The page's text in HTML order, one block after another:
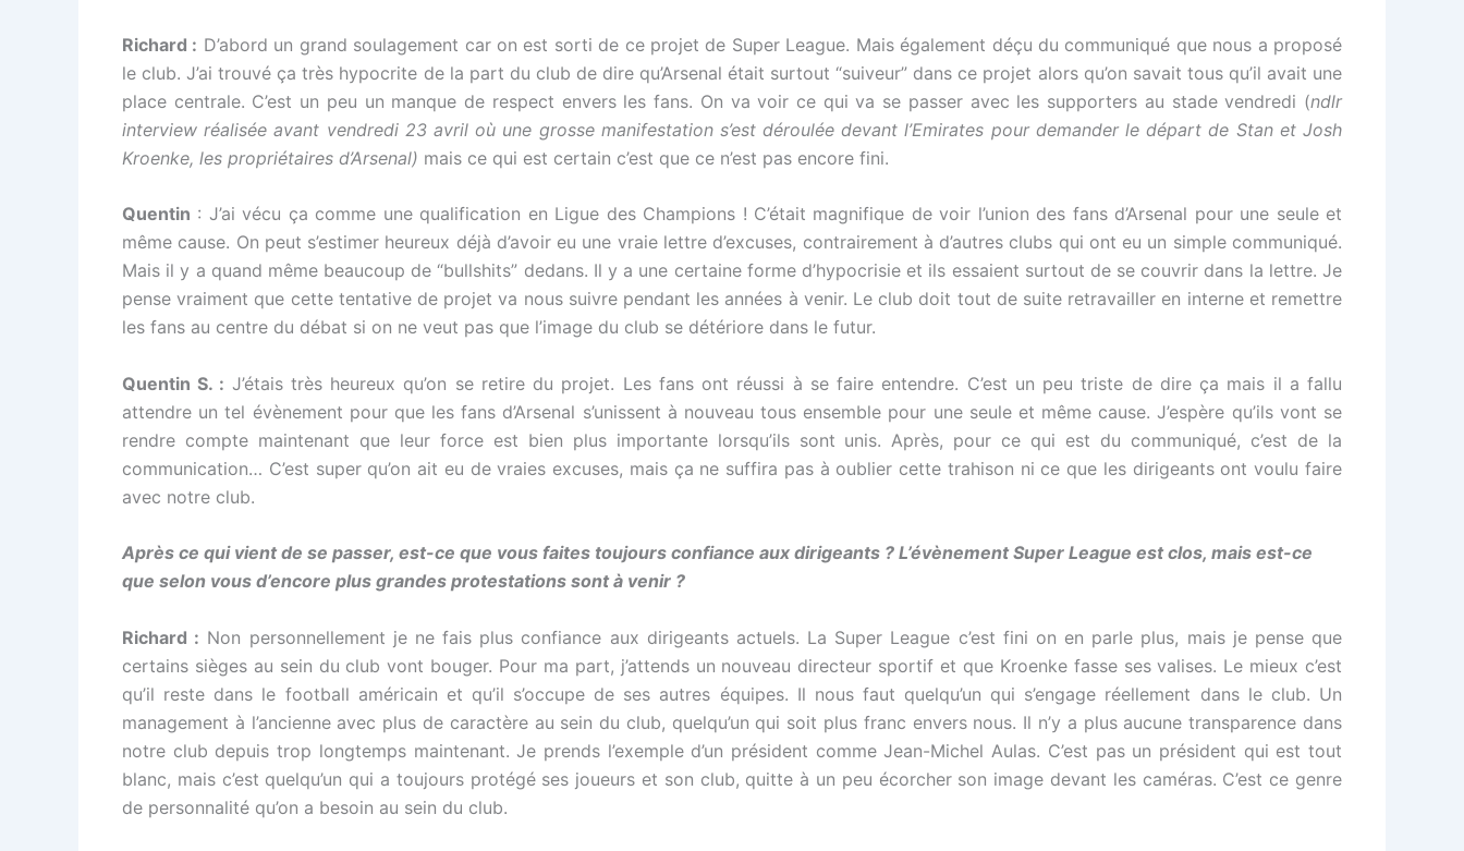
Richard : D’abord un grand soulagement car on est sorti de ce projet de Super League. Mais également déçu du communiqué que nous a proposé
le club. J’ai trouvé ça très hypocrite de la part du club de dire qu’Arsenal était surtout “suiveur” dans ce projet alors qu’on savait tous qu’il avait une
place centrale. C’est un peu un manque de respect envers les fans. On va voir ce qui va se passer avec les supporters au stade vendredi (ndlr
interview réalisée avant vendredi 23 avril où une grosse manifestation s’est déroulée devant l’Emirates pour demander le départ de Stan et Josh
Kroenke, les propriétaires d’Arsenal) mais ce qui est certain c’est que ce n’est pas encore fini.
Quentin : J’ai vécu ça comme une qualification en Ligue des Champions ! C’était magnifique de voir l’union des fans d’Arsenal pour une seule et
même cause. On peut s’estimer heureux déjà d’avoir eu une vraie lettre d’excuses, contrairement à d’autres clubs qui ont eu un simple communiqué.
Mais il y a quand même beaucoup de “bullshits” dedans. Il y a une certaine forme d’hypocrisie et ils essaient surtout de se couvrir dans la lettre. Je
pense vraiment que cette tentative de projet va nous suivre pendant les années à venir. Le club doit tout de suite retravailler en interne et remettre
les fans au centre du débat si on ne veut pas que l’image du club se détériore dans le futur.
Quentin S. : J’étais très heureux qu’on se retire du projet. Les fans ont réussi à se faire entendre. C’est un peu triste de dire ça mais il a fallu
attendre un tel évènement pour que les fans d’Arsenal s’unissent à nouveau tous ensemble pour une seule et même cause. J’espère qu’ils vont se
rendre compte maintenant que leur force est bien plus importante lorsqu’ils sont unis. Après, pour ce qui est du communiqué, c’est de la
communication… C’est super qu’on ait eu de vraies excuses, mais ça ne suffira pas à oublier cette trahison ni ce que les dirigeants ont voulu faire
avec notre club.
Après ce qui vient de se passer, est-ce que vous faites toujours confiance aux dirigeants ? L’évènement Super League est clos, mais est-ce
que selon vous d’encore plus grandes protestations sont à venir ?
Richard : Non personnellement je ne fais plus confiance aux dirigeants actuels. La Super League c’est fini on en parle plus, mais je pense que
certains sièges au sein du club vont bouger. Pour ma part, j’attends un nouveau directeur sportif et que Kroenke fasse ses valises. Le mieux c’est
qu’il reste dans le football américain et qu’il s’occupe de ses autres équipes. Il nous faut quelqu’un qui s’engage réellement dans le club. Un
management à l’ancienne avec plus de caractère au sein du club, quelqu’un qui soit plus franc envers nous. Il n’y a plus aucune transparence dans
notre club depuis trop longtemps maintenant. Je prends l’exemple d’un président comme Jean-Michel Aulas. C’est pas un président qui est tout
blanc, mais c’est quelqu’un qui a toujours protégé ses joueurs et son club, quitte à un peu écorcher son image devant les caméras. C’est ce genre
de personnalité qu’on a besoin au sein du club.